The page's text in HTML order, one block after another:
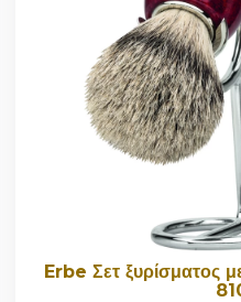
Erbe Σετ ξυρίσματος